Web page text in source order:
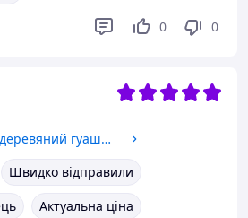
0 0
Масажний шкребок деревяний гуаша догляд для тіла скребок для шкіри двосторонній масажер ручний коричневий
Швидко відправили
Актуальна ціна